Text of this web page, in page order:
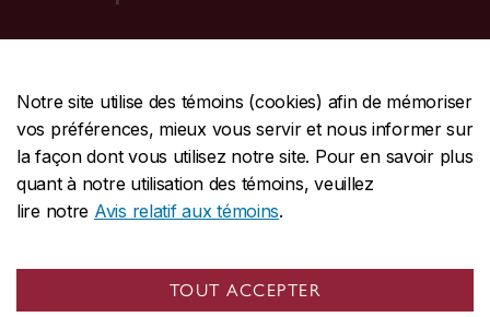
Notre site utilise des témoins (cookies) afin de mémoriser
vos préférences, mieux vous servir et nous informer sur
la façon dont vous utilisez notre site. Pour en savoir plus
quant à notre utilisation des témoins, veuillez
lire notre Avis relatif aux témoins.
TOUT ACCEPTER
CENTRALE514-848-2424
URGENCE514-848-3717
Protection et prévention | Accessibilité | Confidentialité
Conditions d'utilisation | Gérer les témoins
© Université Concordia. Montréal, QC, Canada